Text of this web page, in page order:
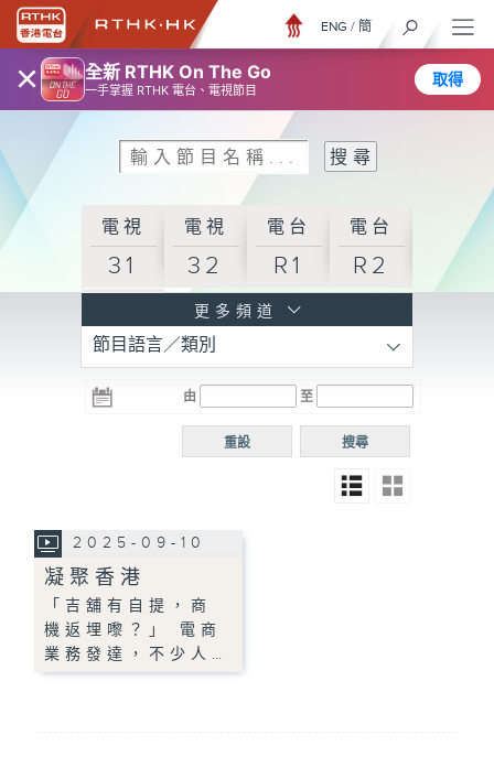
× 全新 RTHK On The Go
一手掌握 RTHK 電台、電視節目
取得
ENG / 簡
電視
31
電視
32
電台
R1
電台
R2
R3
電台 電台
R5
電台
普通
更多頻道
節目語言／類別
由 至
搜尋
重設
2025-09-10
凝聚香港
「吉舖有自提，商
機返埋嚟？」 電商
業務發達，不少人…